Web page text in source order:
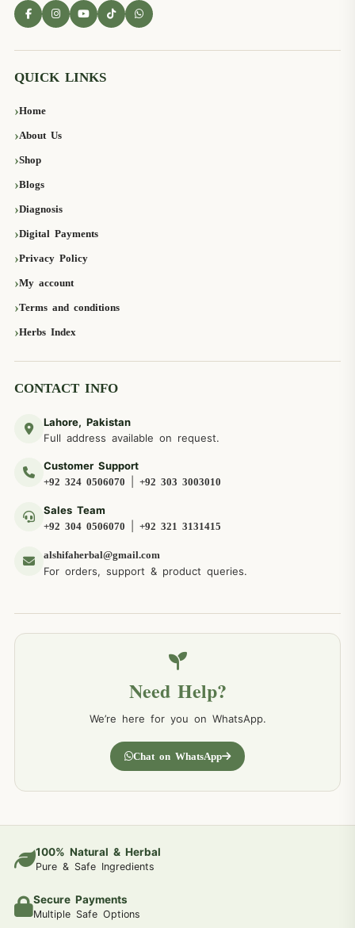
QUICK LINKS
Home
About Us
Shop
Blogs
Diagnosis
Digital Payments
Privacy Policy
My account
Terms and conditions
Herbs Index
CONTACT INFO
Lahore, Pakistan
Full address available on request.
Customer Support
+92 324 0506070 +92 303 3003010
Sales Team
+92 304 0506070 +92 321 3131415
alshifaherbal@gmail.com
For orders, support & product queries.
Need Help?
We’re here for you on WhatsApp.
Chat on WhatsApp
100% Natural & Herbal
Pure & Safe Ingredients
Secure Payments
Multiple Safe Options